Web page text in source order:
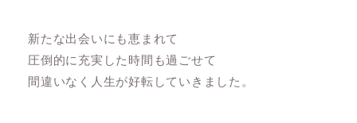
新たな出会いにも恵まれて
圧倒的に充実した時間も過ごせて
間違いなく人生が好転していきました。